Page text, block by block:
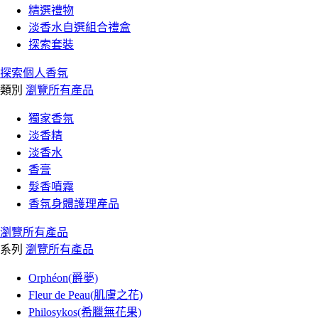
精選禮物
淡香水自選組合禮盒
探索套裝
探索個人香氛
類別 瀏覽所有產品
獨家香氛
淡香精
淡香水
香膏
髮香噴霧
香氛身體護理產品
瀏覽所有產品
系列 瀏覽所有產品
Orphéon(爵夢)
Fleur de Peau(肌膚之花)
Philosykos(希臘無花果)